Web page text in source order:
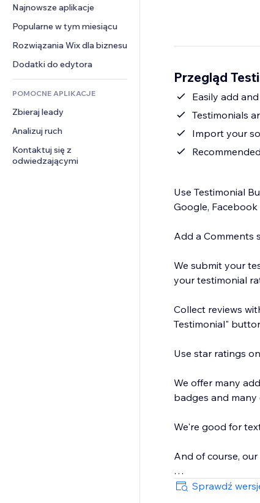
Rozwiązania dla
magazynowania
Dropshipping
Ceny i subskrypcja
Crowdfunding
Żywność i napoje
PDF
Udostępnianie plików
Wiadomości
Efekty obrazu
Przyciski i menu
Banery i odznaki
Kalkulatory
Szukaj
Pogoda
Wykresy i tabele
Czat
Komentarze
Telefon
Społeczność
Opinie i polecenia
CRM
Najnowsze aplikacje
Popularne w tym miesiącu
Rozwiązania Wix dla biznesu
Dodatki do edytora
POMOCNE APLIKACJE
Zbieraj leady
Analizuj ruch
Kontaktuj się z
odwiedzającymi
Przegląd
Easily add
Testimonials
Import your
Use Testimonial
Google, Facebook
Add a Comments
We submit your
your testimonial
Collect reviews
Testimonial"
Use star ratings
We offer many
badges and
We're good for
And of course,
WEB DEVS
Sprawdź